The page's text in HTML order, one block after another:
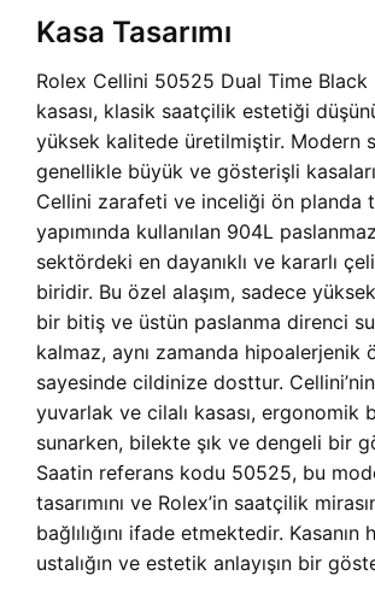
Kasa Tasarımı
Rolex Cellini 50525 Dual Time Black
kasası, klasik saatçilik estetiği
yüksek kalitede üretilmiştir. Modern
genellikle büyük ve gösterişli
Cellini zarafeti ve inceliği ön planda
yapımında kullanılan 904L
sektördeki en dayanıklı ve kararlı
biridir. Bu özel alaşım, sadece
bir bitiş ve üstün paslanma direnci
kalmaz, aynı zamanda hipoalerjenik
sayesinde cildinize dosttur.
yuvarlak ve cilalı kasası, ergonomik
sunarken, bilekte şık ve dengeli bir
Saatin referans kodu 50525, bu
tasarımını ve Rolex’in saatçilik
bağlılığını ifade etmektedir. Kasanın
ustalığın ve estetik anlayışın bir